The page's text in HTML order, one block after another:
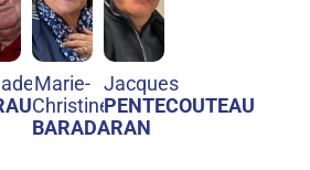
Marie-
Christine
BARADARAN
Jacques
PENTECOUTEAU